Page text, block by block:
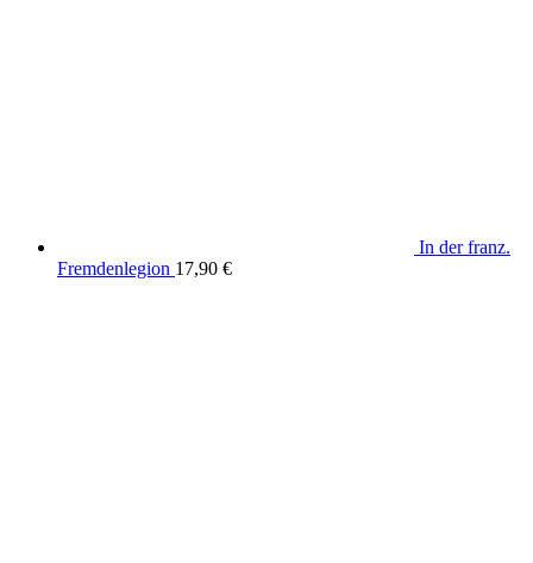
In der franz.
Fremdenlegion 17,90 €